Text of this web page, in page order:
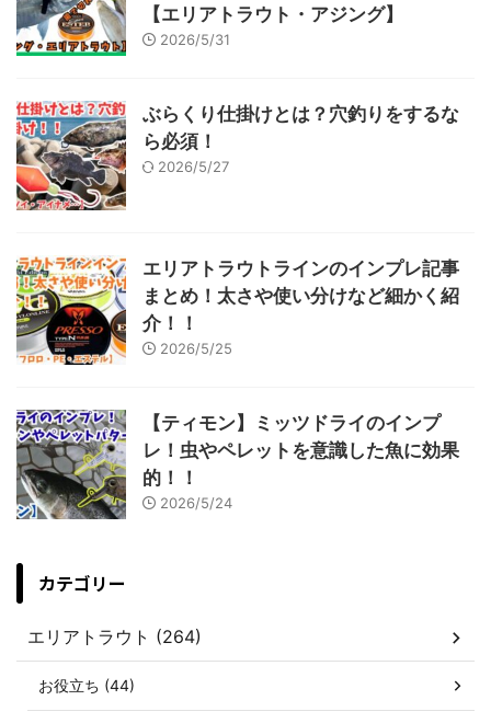
【エリアトラウト・アジング】
2026/5/31
ぶらくり仕掛けとは？穴釣りをするな
ら必須！
2026/5/27
エリアトラウトラインのインプレ記事
まとめ！太さや使い分けなど細かく紹
介！！
2026/5/25
【ティモン】ミッツドライのインプ
レ！虫やペレットを意識した魚に効果
的！！
2026/5/24
カテゴリー
エリアトラウト (264)
お役立ち (44)